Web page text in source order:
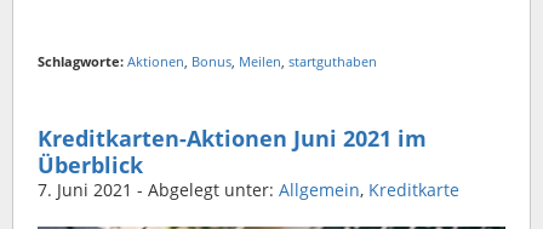
Schlagworte: Aktionen Bonus Meilen startguthaben
Kreditkarten-Aktionen Juni 2021 im
Überblick
7. Juni 2021 - Abgelegt unter: Allgemein, Kreditkarte